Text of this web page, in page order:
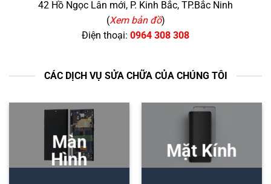
42 Hồ Ngọc Lân mới, P. Kinh Bắc, TP.Bắc Ninh
(Xem bản đồ)
Điện thoại: 0964 308 308
CÁC DỊCH VỤ SỬA CHỮA CỦA CHÚNG TÔI
Màn
Hình
Mặt Kính